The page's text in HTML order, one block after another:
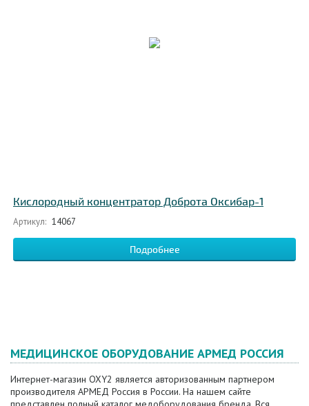
Кислородный концентратор Доброта Оксибар-1
Артикул: 14067
Подробнее
МЕДИЦИНСКОЕ ОБОРУДОВАНИЕ АРМЕД РОССИЯ
Интернет-магазин OXY2 является авторизованным партнером
производителя АРМЕД Россия в России. На нашем сайте